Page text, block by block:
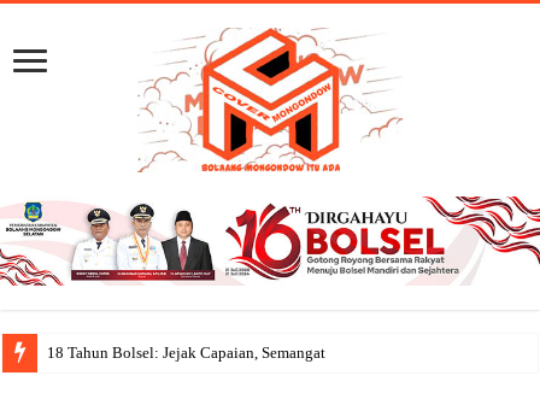
18 Tahun Bolsel: Jejak Capaian, Semangat Gotong Royong Men